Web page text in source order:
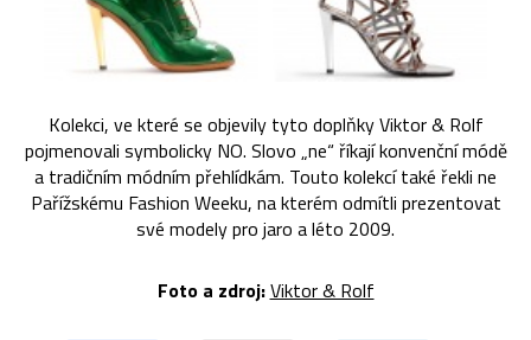
Kolekci, ve které se objevily tyto doplňky Viktor & Rolf
pojmenovali symbolicky NO. Slovo „ne“ říkají konvenční módě
a tradičním módním přehlídkám. Touto kolekcí také řekli ne
Pařížskému Fashion Weeku, na kterém odmítli prezentovat
své modely pro jaro a léto 2009.
Foto a zdroj:Viktor & Rolf